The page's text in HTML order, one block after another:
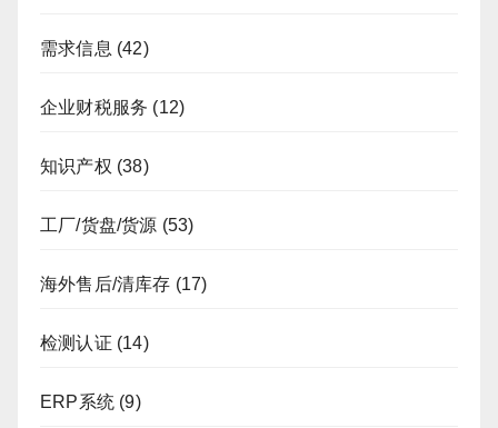
需求信息 (42)
企业财税服务 (12)
知识产权 (38)
工厂/货盘/货源 (53)
海外售后/清库存 (17)
检测认证 (14)
ERP系统 (9)